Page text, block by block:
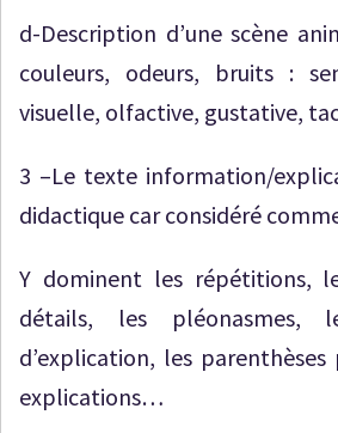
d-Description d’une scène
couleurs, odeurs, bruits :
visuelle, olfactive, gustative,
3 –Le texte information/
didactique car considéré
Y dominent les répétitions,
détails, les pléonasmes,
d’explication, les
explications…